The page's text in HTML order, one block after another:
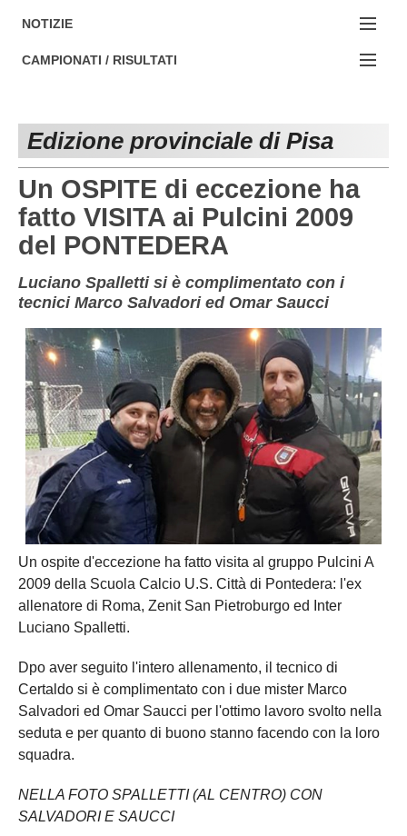
EDIZIONE:
AREZZO
GROSSETO
LIVORNO
LUCCA
MASSA CARRARA
PISA
PRATO
SIENA
Carica la tua Rosa
NOTIZIE
NOTIZIE:
Le iniziative di TOSCANA GOL
Beach soccer
Rappresentative regionali e provinciali
FIGC Toscana
Calcio femminile
Societa' piu'
Amatori AICS Lucca
CAMPIONATI / RISULTATI
NAZIONALI
Edizione provinciale di Pisa
Un OSPITE di eccezione ha
fatto VISITA ai Pulcini 2009
del PONTEDERA
Luciano Spalletti si è complimentato con i
tecnici Marco Salvadori ed Omar Saucci
Un ospite d'eccezione ha fatto visita al gruppo Pulcini A
2009 della Scuola Calcio U.S. Città di Pontedera: l'ex
allenatore di Roma, Zenit San Pietroburgo ed Inter
Luciano Spalletti.
Dpo aver seguito l'intero allenamento, il tecnico di
Certaldo si è complimentato con i due mister Marco
Salvadori ed Omar Saucci per l'ottimo lavoro svolto nella
seduta e per quanto di buono stanno facendo con la loro
squadra.
NELLA FOTO SPALLETTI (AL CENTRO) CON
SALVADORI E SAUCCI